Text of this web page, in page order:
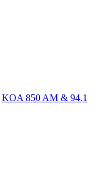
KOA 850 AM & 94.1